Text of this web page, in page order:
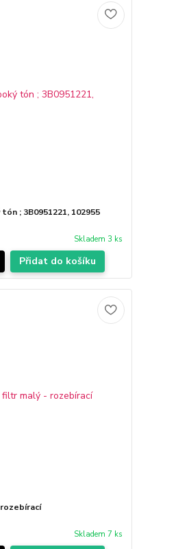
; 3B0951221, 102955
Skladem 3 ks
Přidat do košíku
Skladem 7 ks